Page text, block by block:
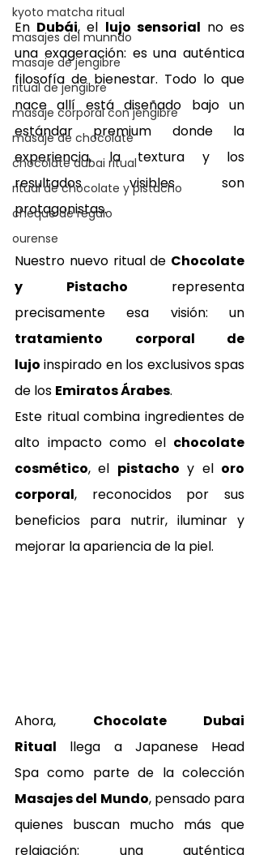
kyoto matcha ritual
masajes del munndo
masaje de jengibre
ritual de jengibre
masaje corporal con jengibre
masaje de chocolate
chocolate dubai ritual
ritual de chocolate y pistacho
cheque de regalo
ourense
En Dubái, el lujo sensorial no es
una exageración: es una auténtica
filosofía de bienestar. Todo lo que
nace allí está diseñado bajo un
estándar premium donde la
experiencia, la textura y los
resultados visibles son
protagonistas.
Nuestro nuevo ritual de Chocolate
y Pistacho representa
tratamiento corporal de
lujo inspirado en los exclusivos spas
de los Emiratos Árabes.
Este ritual combina ingredientes de
alto impacto como el chocolate
cosmético, el pistacho y el oro
corporal, reconocidos por sus
beneficios para nutrir, iluminar y
mejorar la apariencia de la piel.
Ahora, Chocolate Dubai
Ritual llega a Japanese Head
Masajes del Mundo, pensado para
quienes buscan mucho más que